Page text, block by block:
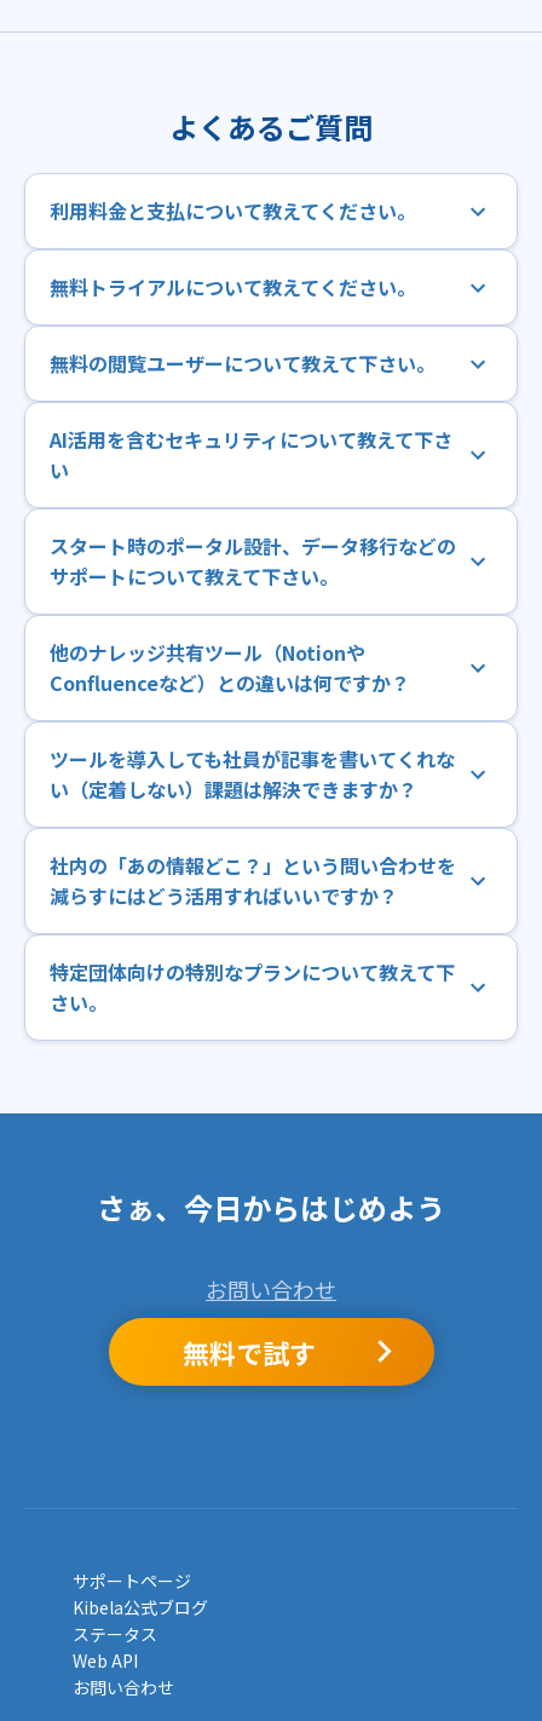
よくあるご質問
利用料金と支払について教えてください。
無料トライアルについて教えてください。
無料の閲覧ユーザーについて教えて下さい。
AI活用を含むセキュリティについて教えて下さ
い
スタート時のポータル設計、データ移行などの
サポートについて教えて下さい。
他のナレッジ共有ツール（Notionや
Confluenceなど）との違いは何ですか？
ツールを導入しても社員が記事を書いてくれな
い（定着しない）課題は解決できますか？
社内の「あの情報どこ？」という問い合わせを
減らすにはどう活用すればいいですか？
特定団体向けの特別なプランについて教えて下
さい。
さぁ、今日からはじめよう
無料で試す
お問い合わせ
サポートページ
Kibela公式ブログ
ステータス
Web API
お問い合わせ